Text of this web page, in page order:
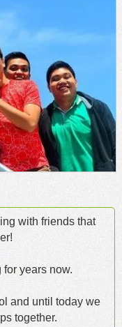
with friends that
years now.
and until today we
together.